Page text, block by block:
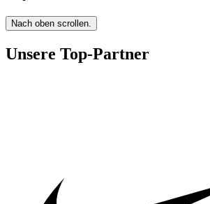
Nach oben scrollen.
Unsere Top-Partner